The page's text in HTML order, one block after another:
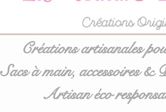
Créations artisanales
Sacs à main, accessoires &
Artisan éco